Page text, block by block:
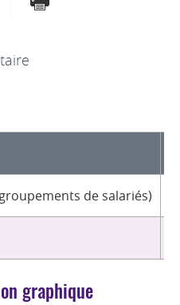
de salariés)
graphique